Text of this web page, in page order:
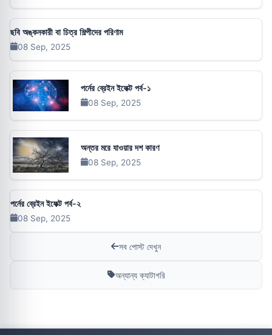
ছবি অঙ্কনকারী বা চিত্র শিল্পীদের পরিণাম
08 Sep, 2025
পর্নের ব্রেইন ইফেক্ট পর্ব-১
08 Sep, 2025
অন্তর মরে যাওয়ার দশ কারণ
08 Sep, 2025
পর্নের ব্রেইন ইফেক্ট পর্ব-২
08 Sep, 2025
সব পোস্ট দেখুন
অন্যান্য ক্যাটাগরি